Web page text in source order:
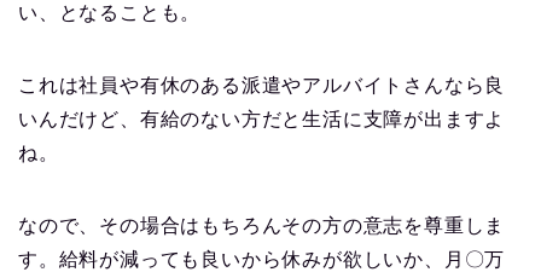
い、となることも。
これは社員や有休のある派遣やアルバイトさんなら良
いんだけど、有給のない方だと生活に支障が出ますよ
ね。
なので、その場合はもちろんその方の意志を尊重しま
す。給料が減っても良いから休みが欲しいか、月〇万